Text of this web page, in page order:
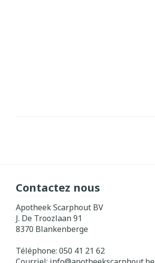
Contactez nous
Apotheek Scarphout BV
J. De Troozlaan 91
8370 Blankenberge
Téléphone: 050 41 21 62